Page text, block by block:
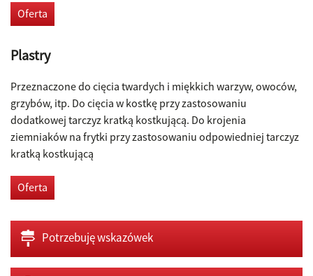
Oferta
Plastry
Przeznaczone do cięcia twardych i miękkich warzyw, owoców,
grzybów, itp. Do cięcia w kostkę przy zastosowaniu
dodatkowej tarczyz kratką kostkującą. Do krojenia
ziemniaków na frytki przy zastosowaniu odpowiedniej tarczyz
kratką kostkującą
Oferta
Potrzebuję wskazówek